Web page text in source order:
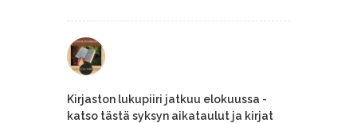
Kirjaston lukupiiri jatkuu elokuussa -
katso tästä syksyn aikataulut ja kirjat